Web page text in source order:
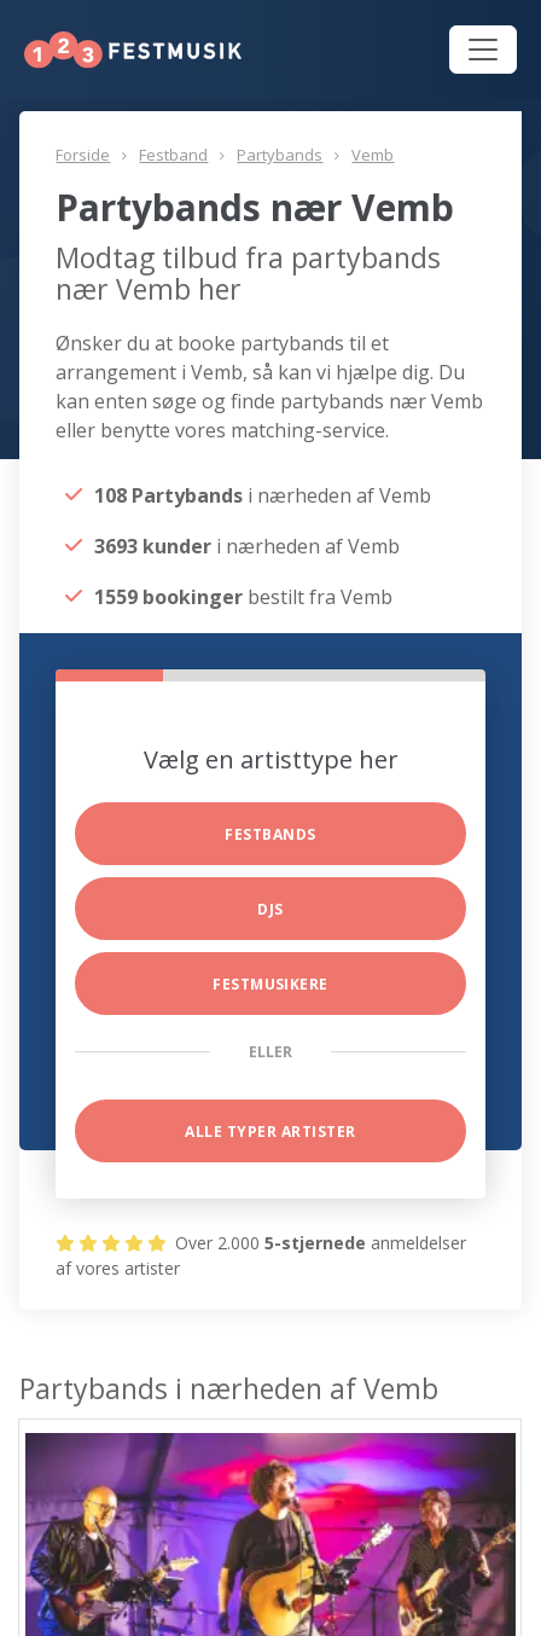
Forside Festband Partybands Vemb
Partybands nær Vemb
Modtag tilbud fra partybands
nær Vemb her
Ønsker du at booke partybands til et
arrangement i Vemb, så kan vi hjælpe dig. Du
kan enten søge og finde partybands nær Vemb
eller benytte vores matching-service.
108 Partybands i nærheden af Vemb
3693 kunder i nærheden af Vemb
1559 bookinger bestilt fra Vemb
Vælg en artisttype her
FESTBANDS
DJS
FESTMUSIKERE
ELLER
ALLE TYPER ARTISTER
Over 2.0005-stjernede anmeldelser
af vores artister
Partybands i nærheden af Vemb